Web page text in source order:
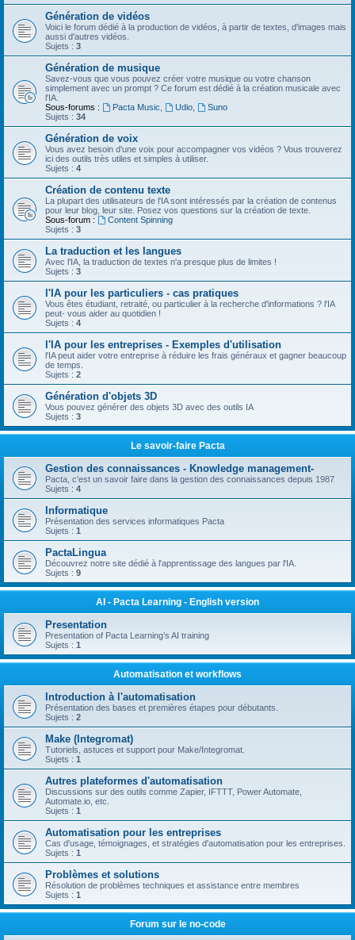
Génération de vidéos
Voici le forum dédié à la production de vidéos, à partir de textes, d'images mais
aussi d'autres vidéos.
Sujets : 3
Génération de musique
Savez-vous que vous pouvez créer votre musique ou votre chanson
simplement avec un prompt ? Ce forum est dédié à la création musicale avec
l'IA.
Sous-forums :
Pacta Music Udio,
Suno
Sujets : 34
Génération de voix
Vous avez besoin d'une voix pour accompagner vos vidéos ? Vous trouverez
ici des outils très utiles et simples à utiliser.
Sujets : 4
Création de contenu texte
La plupart des utilisateurs de l'IA sont intéressés par la création de contenus
pour leur blog, leur site. Posez vos questions sur la création de texte.
Sous-forum :
Content Spinning
Sujets : 3
La traduction et les langues
Avec l'IA, la traduction de textes n'a presque plus de limites !
Sujets : 3
l'IA pour les particuliers - cas pratiques
Vous êtes étudiant, retraité, ou particulier à la recherche d'informations ? l'IA
peut- vous aider au quotidien !
Sujets : 4
l'IA pour les entreprises - Exemples d'utilisation
l'IA peut aider votre entreprise à réduire les frais généraux et gagner beaucoup
de temps.
Sujets : 2
Génération d'objets 3D
Vous pouvez générer des objets 3D avec des outils IA
Sujets : 3
Le savoir-faire Pacta
Gestion des connaissances - Knowledge management-
Pacta, c'est un savoir faire dans la gestion des connaissances depuis 1987
Sujets : 4
Informatique
Présentation des services informatiques Pacta
Sujets : 1
PactaLingua
Découvrez notre site dédié à l'apprentissage des langues par l'IA.
Sujets : 9
AI - Pacta Learning - English version
Presentation
Presentation of Pacta Learning’s AI training
Sujets : 1
Automatisation et workflows
Introduction à l'automatisation
Présentation des bases et premières étapes pour débutants.
Sujets : 2
Make (Integromat)
Tutoriels, astuces et support pour Make/Integromat.
Sujets : 1
Autres plateformes d'automatisation
Discussions sur des outils comme Zapier, IFTTT, Power Automate,
Automate.io, etc.
Sujets : 1
Automatisation pour les entreprises
Cas d'usage, témoignages, et stratégies d'automatisation pour les entreprises.
Sujets : 1
Problèmes et solutions
Résolution de problèmes techniques et assistance entre membres
Sujets : 1
Forum sur le no-code